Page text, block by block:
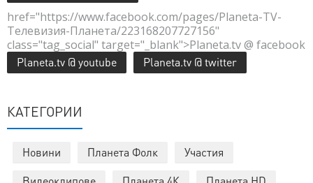
href="https://www.facebook.com/pages/Planeta-TV-
Телевизия-Планета/223168207727156"
class="tag_social" target="_blank">Planeta.tv @ facebook
Planeta.tv @ youtube Planeta.tv @ twitter
КАТЕГОРИИ
Новини Планета Фолк
Участия